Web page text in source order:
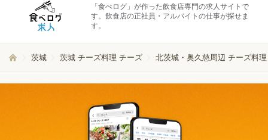
「食べログ」が作った飲食店専門の求人サイトで
す。飲食店の正社員・アルバイトの仕事が探せま
す。
茨城 茨城 チーズ料理 チーズ 北茨城・奥久慈周辺 チーズ料